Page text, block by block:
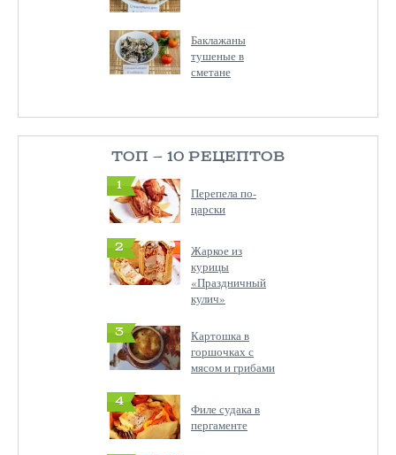
Баклажаны
тушеные в
сметане
ТОП — 10 РЕЦЕПТОВ
1
Перепела по-
царски
2
Жаркое из
курицы
«Праздничный
кулич»
3
Картошка в
горшочках с
мясом и грибами
4
Филе судака в
пергаменте